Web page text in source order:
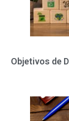
Objetivos de